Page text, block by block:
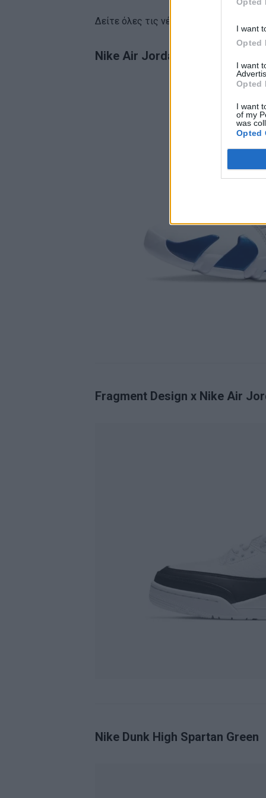
I want
Opted
I want
Opted
I want
of my
was
Opted
Δείτε όλες τις νέες κυκλοφορίες
Nike Air Jordan 14 Hyper Royal
Fragment Design x Nike Air
Nike Dunk High Spartan Green